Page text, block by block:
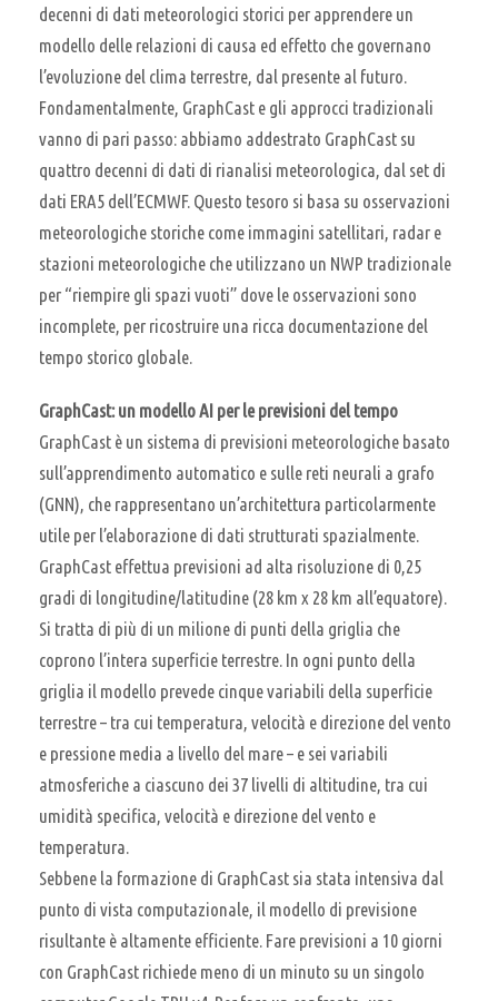
decenni di dati meteorologici storici per apprendere un
modello delle relazioni di causa ed effetto che governano
l’evoluzione del clima terrestre, dal presente al futuro.
Fondamentalmente, GraphCast e gli approcci tradizionali
vanno di pari passo: abbiamo addestrato GraphCast su
quattro decenni di dati di rianalisi meteorologica, dal set di
dati ERA5 dell’ECMWF. Questo tesoro si basa su osservazioni
meteorologiche storiche come immagini satellitari, radar e
stazioni meteorologiche che utilizzano un NWP tradizionale
per “riempire gli spazi vuoti” dove le osservazioni sono
incomplete, per ricostruire una ricca documentazione del
tempo storico globale.
GraphCast: un modello AI per le previsioni del tempo
GraphCast è un sistema di previsioni meteorologiche basato
sull’apprendimento automatico e sulle reti neurali a grafo
(GNN), che rappresentano un’architettura particolarmente
utile per l’elaborazione di dati strutturati spazialmente.
GraphCast effettua previsioni ad alta risoluzione di 0,25
gradi di longitudine/latitudine (28 km x 28 km all’equatore).
Si tratta di più di un milione di punti della griglia che
coprono l’intera superficie terrestre. In ogni punto della
griglia il modello prevede cinque variabili della superficie
terrestre – tra cui temperatura, velocità e direzione del vento
e pressione media a livello del mare – e sei variabili
atmosferiche a ciascuno dei 37 livelli di altitudine, tra cui
umidità specifica, velocità e direzione del vento e
temperatura.
Sebbene la formazione di GraphCast sia stata intensiva dal
punto di vista computazionale, il modello di previsione
risultante è altamente efficiente. Fare previsioni a 10 giorni
con GraphCast richiede meno di un minuto su un singolo